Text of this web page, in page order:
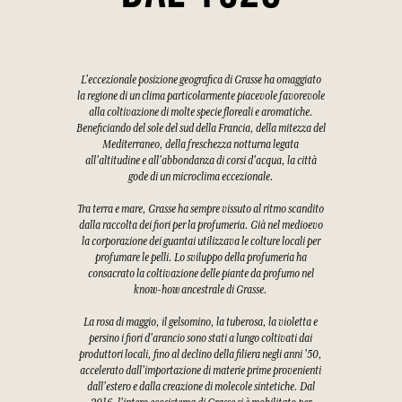
L'eccezionale posizione geografica di Grasse ha omaggiato
la regione di un clima particolarmente piacevole favorevole
alla coltivazione di molte specie floreali e aromatiche.
Beneficiando del sole del sud della Francia, della mitezza del
Mediterraneo, della freschezza notturna legata
all'altitudine e all'abbondanza di corsi d'acqua, la città
gode di un microclima eccezionale.
Tra terra e mare, Grasse ha sempre vissuto al ritmo scandito
dalla raccolta dei fiori per la profumeria. Già nel medioevo
la corporazione dei guantai utilizzava le colture locali per
profumare le pelli. Lo sviluppo della profumeria ha
consacrato la coltivazione delle piante da profumo nel
know-how ancestrale di Grasse.
La rosa di maggio, il gelsomino, la tuberosa, la violetta e
persino i fiori d'arancio sono stati a lungo coltivati dai
produttori locali, fino al declino della filiera negli anni '50,
accelerato dall'importazione di materie prime provenienti
dall'estero e dalla creazione di molecole sintetiche. Dal